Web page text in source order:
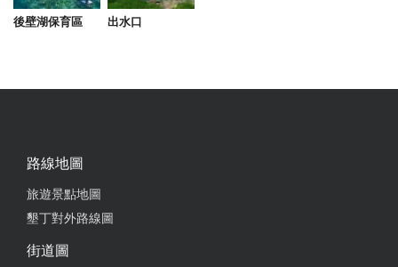
後壁湖保育區 出水口
路線地圖
旅遊景點地圖
墾丁對外路線圖
街道圖